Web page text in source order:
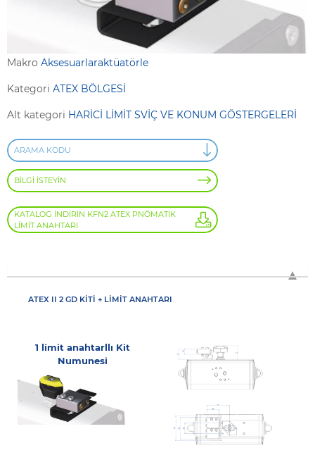
Makro Aksesuarlaraktüatörle
Kategori ATEX BÖLGESİ
Alt kategori HARİCİ LİMİT SVİÇ VE KONUM GÖSTERGELERİ
ARAMA KODU
BİLGİ İSTEYİN
KATALOG İNDİRİN KFN2 ATEX PNÖMATİK
LİMİT ANAHTARI
ATEX II 2 GD KİTİ + LİMİT ANAHTARI
1 limit anahtarllı Kit
Numunesi